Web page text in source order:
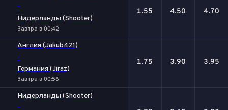
-
Нидерланды (Shooter)
Завтра в 00:42
1.55 4.50 4.70
Англия (Jakub421)
-
Германия (Jiraz)
Завтра в 00:56
1.75 3.90 3.95
Нидерланды (Shooter)
-